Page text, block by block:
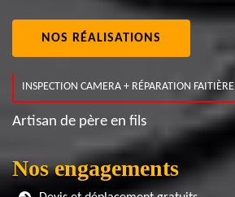
NOS RÉALISATIONS
INSPECTION CAMERA + RÉPARATION FAITIÈRE
Artisan de père en fils
Nos engagements